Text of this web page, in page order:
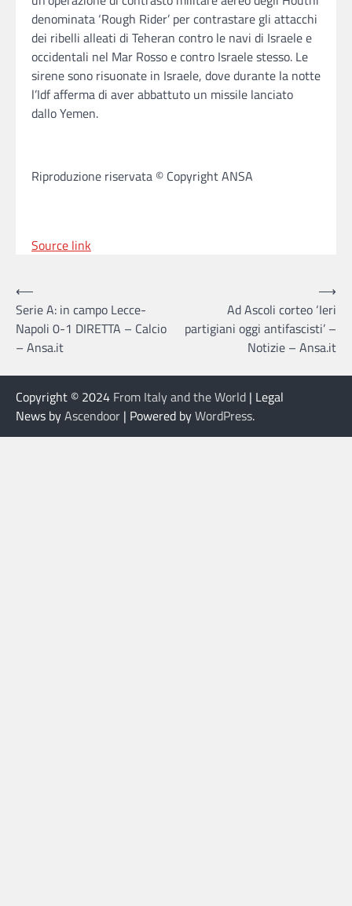
denominata ‘Rough Rider’ per contrastare gli attacchi
dei ribelli alleati di Teheran contro le navi di Israele e
occidentali nel Mar Rosso e contro Israele stesso. Le
sirene sono risuonate in Israele, dove durante la notte
l’Idf afferma di aver abbattuto un missile lanciato
dallo Yemen.
Riproduzione riservata © Copyright ANSA
Source link
Post
navigation
⟵
Serie A: in campo Lecce-
Napoli 0-1 DIRETTA – Calcio
– Ansa.it
Ad Ascoli corteo ‘Ieri
partigiani oggi antifascisti’ –
Notizie – Ansa.it
⟶
Copyright © 2024 From Italy and the World | Legal
News byAscendoor | Powered byWordPress.